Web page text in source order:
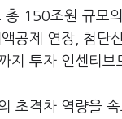
총 150조원 규모
공제 연장, 첨단
지 투자 인센티브
초격차 역량을